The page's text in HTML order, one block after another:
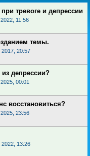
тревоге и депрессии
11:56
темы.
20:57
депрессии?
00:01
восстановиться?
23:56
13:26